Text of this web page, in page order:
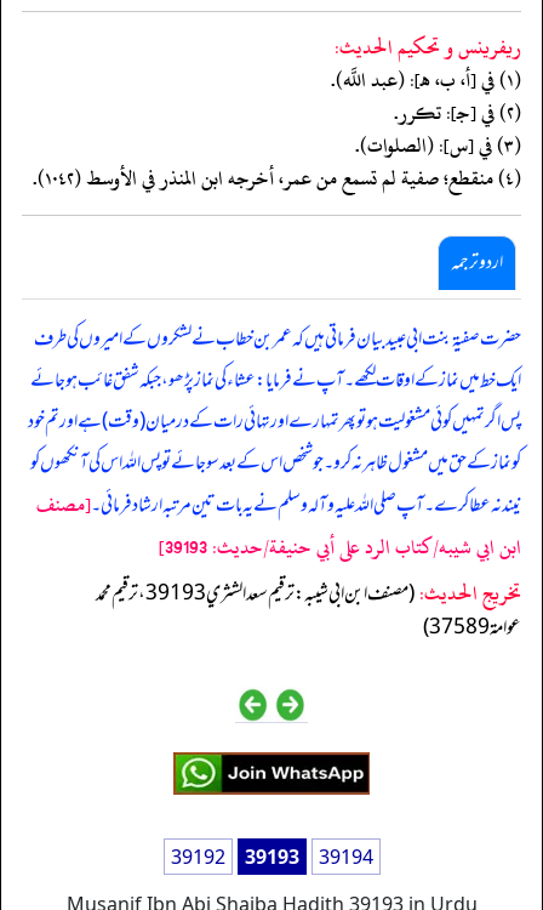
ريفرينس و تحكيم الحدیث:
(١) في [أ، ب، هـ]: (عبد اللَّه).
(٢) في [جـ]: تكرر.
(٣) في [س]: (الصلوات).
(٤) منقطع؛ صفية لم تسمع من عمر، أخرجه ابن المنذر في الأوسط (١٠٤٢).
اردو ترجمہ
حضرت صفیۃ بنت ابی عبید بیان فرماتی ہیں کہ عمر بن خطاب نے لشکروں کے امیروں کی طرف
ایک خط میں نماز کے اوقات لکھے۔ آپ نے فرمایا: عشاء کی نماز پڑھو، جبکہ شفق غائب ہوجائے
پس اگر تمہیں کوئی مشغولیت ہو تو پھر تمہارے اور تہائی رات کے درمیان (وقت) ہے اور تم خود
کو نماز کے حق میں مشغول ظاہر نہ کرو۔ جو شخص اس کے بعد سو جائے تو پس اللہ اس کی آنکھوں کو
نیند نہ عطا کرے۔ آپ صلی اللہ علیہ وآلہ وسلم نے یہ بات تین مرتبہ ارشاد فرمائی۔[مصنف
ابن ابي شيبه/كتاب الرد على أبي حنيفة/حدیث: 39193]
تخریج الحدیث:
(مصنف ابن ابي شيبه: ترقيم سعد الشثري 39193، ترقيم محمد
عوامة 37589)
39192 39193
39194
Musanif Ibn Abi Shaiba Hadith 39193 in Urdu